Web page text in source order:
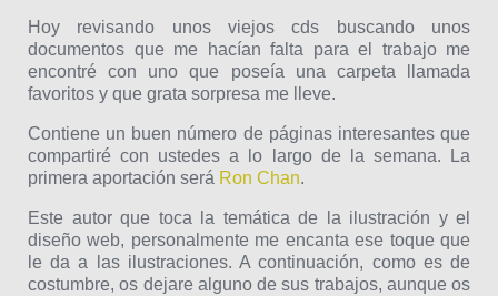
Hoy revisando unos viejos cds buscando unos
documentos que me hacían falta para el trabajo me
encontré con uno que poseía una carpeta llamada
favoritos y que grata sorpresa me lleve.
Contiene un buen número de páginas interesantes que
compartiré con ustedes a lo largo de la semana. La
primera aportación será Ron Chan.
Este autor que toca la temática de la ilustración y el
diseño web, personalmente me encanta ese toque que
le da a las ilustraciones. A continuación, como es de
costumbre, os dejare alguno de sus trabajos, aunque os